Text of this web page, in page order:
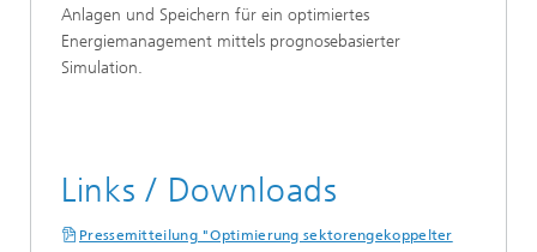
Anlagen und Speichern für ein optimiertes
Energiemanagement mittels prognosebasierter
Simulation.
Links / Downloads
Pressemitteilung "Optimierung sektorengekoppelter